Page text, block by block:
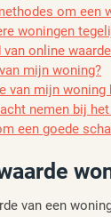
om een
woningen
online
mijn woning?
van mijn woning
nemen bij
een goede
van een